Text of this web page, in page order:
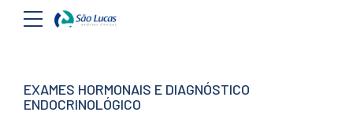
EXAMES HORMONAIS E DIAGNÓSTICO
ENDOCRINOLÓGICO